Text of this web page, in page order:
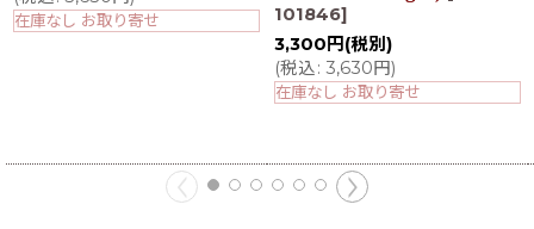
在庫なし お取り寄せ
101846]
3,300 円 (税別)
(税込: 3,630円)
在庫なし お取り寄せ